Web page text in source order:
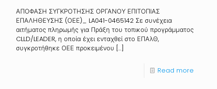
ΑΠΟΦΑΣΗ ΣΥΓΚΡΟΤΗΣΗΣ ΟΡΓΑΝΟΥ ΕΠΙΤΟΠΙΑΣ
ΕΠΑΛΗΘΕΥΣΗΣ (ΟΕΕ)_ LA041-0465142 Σε συνέχεια
αιτήματος πληρωμής για Πράξη του τοπικού προγράμματος
CLLD/LEADER, η οποία έχει ενταχθεί στο ΕΠΑλΘ,
συγκροτήθηκε ΟΕΕ προκειμένου […]
Read more